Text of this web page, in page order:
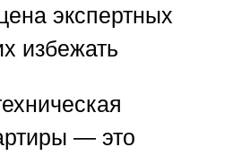
экспертных
избежать
— это